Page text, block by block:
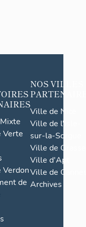
Verte
Verdon
de
NOS VILLES
Ville de Nice
Ville de l'Isle-
sur-la-Sorgue
Ville de Grasse
Ville d'Apt
Ville de
Archives